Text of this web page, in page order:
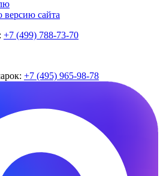
версию сайта
+7 (499) 788-73-70
+7 (495) 965-98-78